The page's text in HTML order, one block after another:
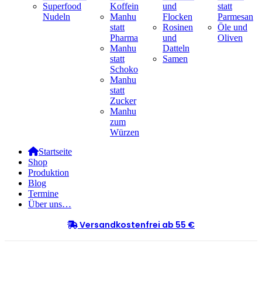
Superfood
Nudeln
Koffein
Manhu
statt
Pharma
Manhu
statt
Schoko
Manhu
statt
Zucker
Manhu
zum
Würzen
und
Flocken
Rosinen
und
Datteln
Samen
statt
Parmesan
Öle und
Oliven
Startseite
Shop
Produktion
Blog
Termine
Über uns…
Versandkostenfrei ab 55 €